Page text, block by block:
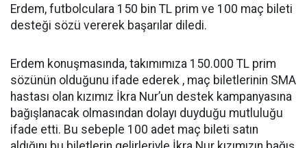
Erdem, futbolculara 150 bin TL prim ve 100 maç bileti
desteği sözü vererek başarılar diledi.
Erdem konuşmasında, takımımıza 150.000 TL prim
sözünün olduğunu ifade ederek , maç biletlerinin SMA
hastası olan kızımız İkra Nur’un destek kampanyasına
bağışlanacak olmasından dolayı duyduğu mutluluğu
ifade etti. Bu sebeple 100 adet maç bileti satın